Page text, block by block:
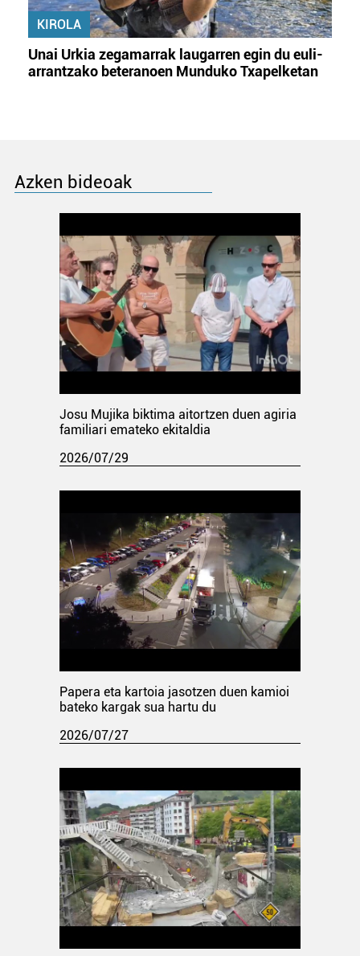
KIROLA
Unai Urkia zegamarrak laugarren egin du euli-
arrantzako beteranoen Munduko Txapelketan
Azken bideoak
Josu Mujika biktima aitortzen duen agiria
familiari emateko ekitaldia
2026/07/29
Papera eta kartoia jasotzen duen kamioi
bateko kargak sua hartu du
2026/07/27